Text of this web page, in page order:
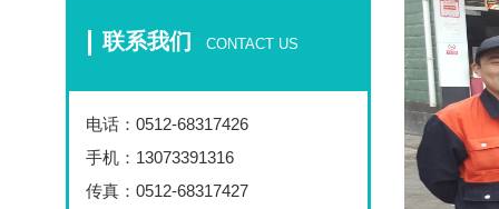
联系我们 CONTACT US
电话： 0512-68317426
手机：13073391316
传真：0512-68317427